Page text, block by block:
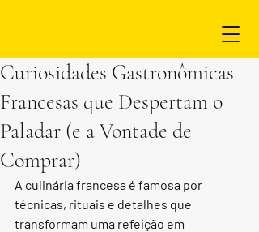
Curiosidades Gastronômicas
Francesas que Despertam o
Paladar (e a Vontade de
Comprar)
A culinária francesa é famosa por
técnicas, rituais e detalhes que
transformam uma refeição em